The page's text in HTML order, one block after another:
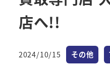
店へ!!
投稿日
2024/10/15 カテゴリー
その他